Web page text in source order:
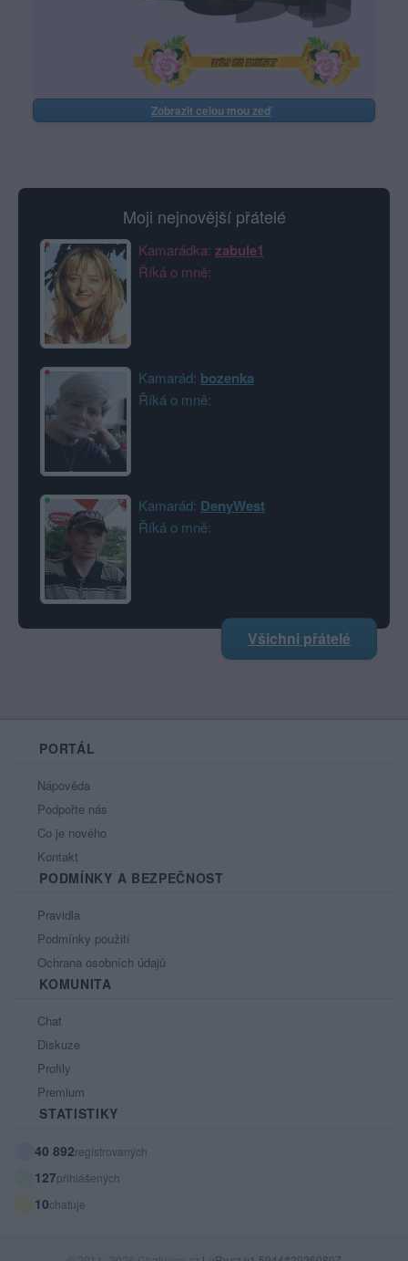
Zobrazit celou mou zeď
Moji nejnovější přátelé
Kamarádka: zabule1
Říká o mně:
Kamarád: bozenka
Říká o mně:
Kamarád: DenyWest
Říká o mně:
Všichni přátelé
PORTÁL
Nápověda
Podpořte nás
Co je nového
Kontakt
PODMÍNKY A BEZPEČNOST
Pravidla
Podmínky použití
Ochrana osobních údajů
KOMUNITA
Chat
Diskuze
Profily
Premium
STATISTIKY
40 892registrovaných
127přihlášených
10chatuje